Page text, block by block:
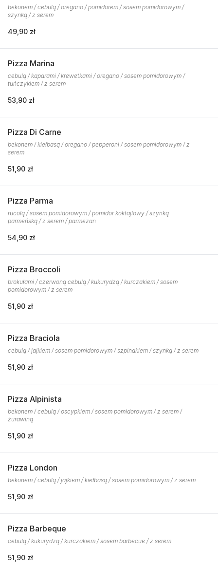
bekonem / cebulą / oregano / pomidorem / sosem pomidorowym /
szynką / z serem
49,90 zł
Pizza Marina
cebulą / kaparami / krewetkami / oregano / sosem pomidorowym /
tuńczykiem / z serem
53,90 zł
Pizza Di Carne
bekonem / kiełbasą / oregano / pepperoni / sosem pomidorowym / z
serem
51,90 zł
Pizza Parma
rucolą / sosem pomidorowym / pomidor koktajlowy / szynką
parmeńską / z serem / parmezan
54,90 zł
Pizza Broccoli
brokułami / czerwoną cebulą / kukurydzą / kurczakiem / sosem
pomidorowym / z serem
51,90 zł
Pizza Braciola
cebulą / jajkiem / sosem pomidorowym / szpinakiem / szynką / z serem
51,90 zł
Pizza Alpinista
bekonem / cebulą / oscypkiem / sosem pomidorowym / z serem /
żurawiną
51,90 zł
Pizza London
bekonem / cebulą / jajkiem / kiełbasą / sosem pomidorowym / z serem
51,90 zł
Pizza Barbeque
cebulą / kukurydzą / kurczakiem / sosem barbecue / z serem
51,90 zł